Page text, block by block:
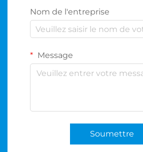
Nom de l'entreprise
Message
Soumettre